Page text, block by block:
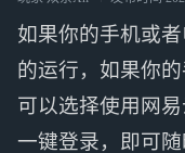
如果你的手机或
的运行，如果你
可以选择使用网
一键登录，即可